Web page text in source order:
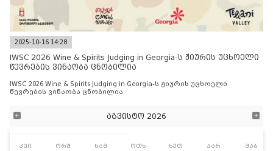
2025-10-16 14:28
IWSC 2026 Wine & Spirits Judging in Georgia-ს ჟიურის უცხოელი
წევრების ვინაობა ცნობილია
IWSC 2026 Wine & Spirits Judging in Georgia-ს ჟიურის უცხოელი
წევრების ვინაობა ცნობილია
აგვისტო 2026
კვი ორშ სამ ოთხ ხუთ პარ შაბ